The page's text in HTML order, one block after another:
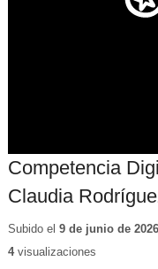
Competencia
Claudia
Subido el 9 de junio de 2026
4visualizaciones